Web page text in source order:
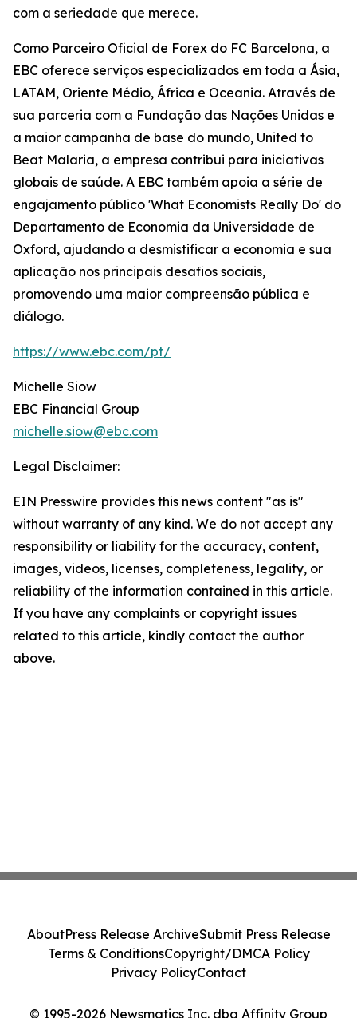
com a seriedade que merece.
Como Parceiro Oficial de Forex do FC Barcelona, a
EBC oferece serviços especializados em toda a Ásia,
LATAM, Oriente Médio, África e Oceania. Através de
sua parceria com a Fundação das Nações Unidas e
a maior campanha de base do mundo, United to
Beat Malaria, a empresa contribui para iniciativas
globais de saúde. A EBC também apoia a série de
engajamento público 'What Economists Really Do' do
Departamento de Economia da Universidade de
Oxford, ajudando a desmistificar a economia e sua
aplicação nos principais desafios sociais,
promovendo uma maior compreensão pública e
diálogo.
https://www.ebc.com/pt/
Michelle Siow
EBC Financial Group
michelle.siow@ebc.com
Legal Disclaimer:
EIN Presswire provides this news content "as is"
without warranty of any kind. We do not accept any
responsibility or liability for the accuracy, content,
images, videos, licenses, completeness, legality, or
reliability of the information contained in this article.
If you have any complaints or copyright issues
related to this article, kindly contact the author
above.
© 1995-2026 Newsmatics Inc. dba Affinity Group
AboutPress Release ArchiveSubmit Press Release
Terms & ConditionsCopyright/DMCA Policy
Privacy PolicyContact